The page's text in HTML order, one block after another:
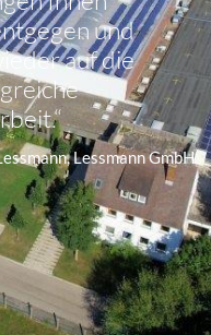
und
auf die
Lessmann GmbH